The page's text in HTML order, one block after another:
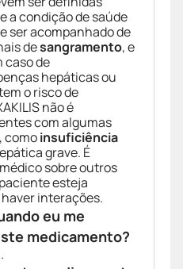
e a condição de saúde
ser acompanhado de
desangramento, e
caso de
hepáticas ou
o risco de
não é
com algumas
comoinsuficiência
grave. É
sobre outros
esteja
interações.
eu me
medicamento?